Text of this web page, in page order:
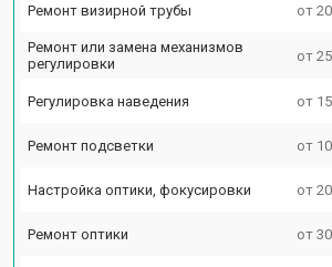
Ремонт визирной трубы от
Ремонт или замена механизмов
регулировки
от
Регулировка наведения от
Ремонт подсветки от
Настройка оптики, фокусировки от
Ремонт оптики от